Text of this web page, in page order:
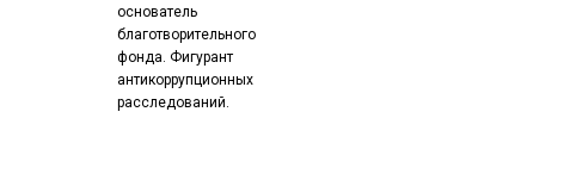
основатель
благотворительного
фонда. Фигурант
антикоррупционных
расследований.